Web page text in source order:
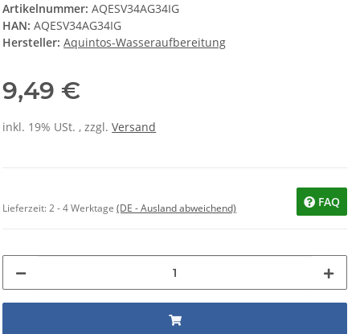
Artikelnummer:AQESV34AG34IG
HAN: AQESV34AG34IG
Hersteller: Aquintos-Wasseraufbereitung
9,49 €
inkl. 19% USt. , zzgl.Versand
Lieferzeit:2 - 4 Werktage(DE - Ausland abweichend) FAQ